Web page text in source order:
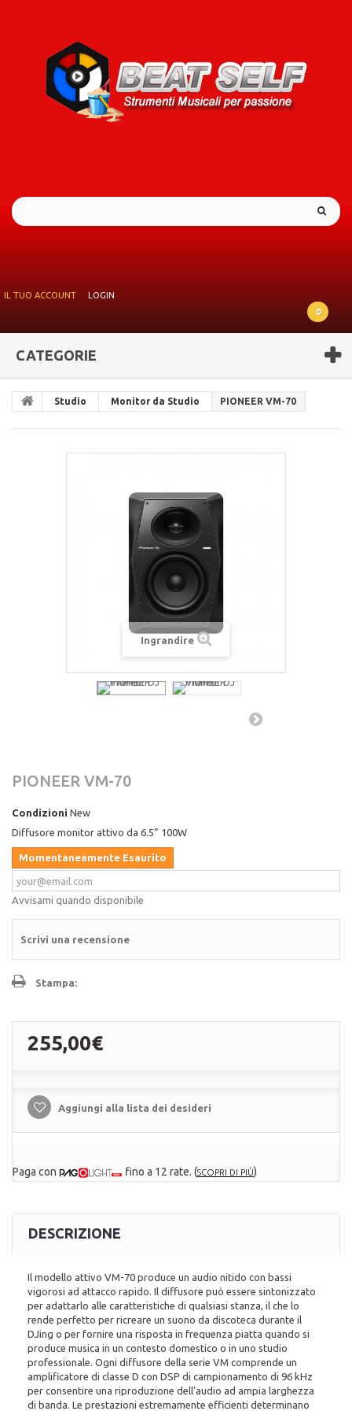
IL TUO ACCOUNT
LOGIN
0
CATEGORIE
Studio Monitor da Studio PIONEER VM-70
Ingrandire
PIONEER VM-70
Condizioni New
Diffusore monitor attivo da 6.5” 100W
Momentaneamente Esaurito
Avvisami quando disponibile
Scrivi una recensione
Stampa:
255,00€
Aggiungi alla lista dei desideri
Paga con fino a 12 rate. (SCOPRI DI PIÙ)
DESCRIZIONE
Il modello attivo VM-70 produce un audio nitido con bassi
vigorosi ad attacco rapido. Il diffusore può essere sintonizzato
per adattarlo alle caratteristiche di qualsiasi stanza, il che lo
rende perfetto per ricreare un suono da discoteca durante il
DJing o per fornire una risposta in frequenza piatta quando si
produce musica in un contesto domestico o in uno studio
professionale. Ogni diffusore della serie VM comprende un
amplificatore di classe D con DSP di campionamento di 96 kHz
per consentire una riproduzione dell’audio ad ampia larghezza
di banda. Le prestazioni estremamente efficienti determinano